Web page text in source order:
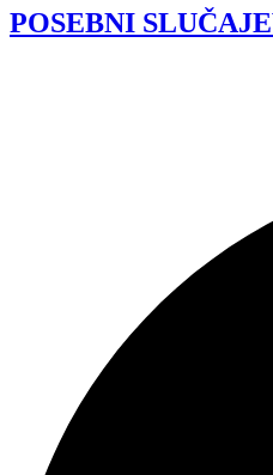
POSEBNI